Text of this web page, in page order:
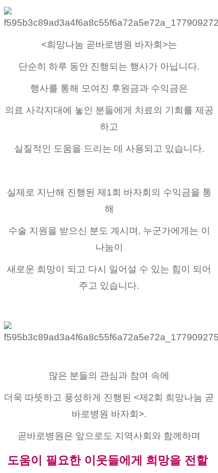
<희망나눔 곧바로병원 바자회>는
단순히 하루 동안 진행되는 행사가 아닙니다.
행사를 통해 모여진 후원금과 수익금은
의료 사각지대에 놓인 분들에게 치료의 기회를 제공
하고
실질적인 도움을 드리는 데 사용되고 있습니다.
실제로 지난해 진행된 제1회 바자회의 수익금을 통
해
수술 지원을 받으신 분도 계시며, 누군가에게는 이
나눔이
새로운 희망이 되고 다시 일어설 수 있는 힘이 되어
주고 있습니다.
많은 분들의 관심과 참여 속에
더욱 따뜻하고 풍성하게 진행된 <제2회 희망나눔 곧
바로병원 바자회>.
곧바로병원은 앞으로도 지역사회와 함께하며
도움이 필요한 이웃들에게 희망을 전할